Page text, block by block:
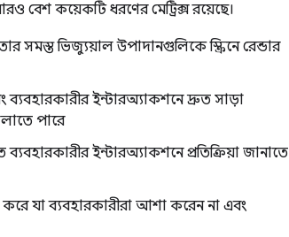
বেশ কয়েকটি ধরণের মেট্রিক্স রয়েছে।
ভিজ্যুয়াল উপাদানগুলিকে স্ক্রিনে রেন্ডার
ইন্টারঅ্যাকশনে দ্রুত সাড়া
পারে
ইন্টারঅ্যাকশনে প্রতিক্রিয়া জানাতে
যা ব্যবহারকারীরা আশা করেন না এবং